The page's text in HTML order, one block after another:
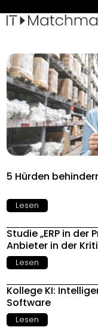
5 Hürden
Lesen
Studie „ERP in
Anbieter in der
Lesen
Kollege KI:
Software
Lesen